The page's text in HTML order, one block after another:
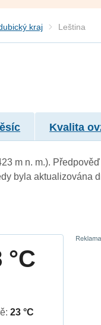
kraj Leština
Kvalita
m n. m.).
byla aktualizována
°C
23 °C